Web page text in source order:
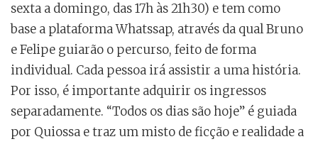
sexta a domingo, das 17h às 21h30) e tem como
base a plataforma Whatssap, através da qual Bruno
e Felipe guiarão o percurso, feito de forma
individual. Cada pessoa irá assistir a uma história.
Por isso, é importante adquirir os ingressos
separadamente. “Todos os dias são hoje” é guiada
por Quiossa e traz um misto de ficção e realidade a